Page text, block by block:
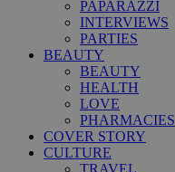
PAPARAZZI
INTERVIEWS
PARTIES
BEAUTY
BEAUTY
HEALTH
LOVE
PHARMACIES
COVER STORY
CULTURE
TRAVEL